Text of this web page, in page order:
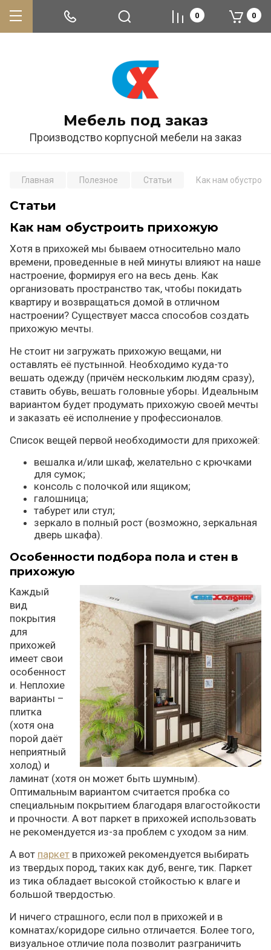
Мебель под заказ
Производство корпусной мебели на заказ
0 0
Главная Полезное Статьи Как нам
Статьи
Как нам обустроить прихожую
Хотя в прихожей мы бываем относительно мало
времени, проведенные в ней минуты влияют на наше
настроение, формируя его на весь день. Как
организовать пространство так, чтобы покидать
квартиру и возвращаться домой в отличном
настроении? Существует масса способов создать
прихожую мечты.
Не стоит ни загружать прихожую вещами, ни
оставлять её пустынной. Необходимо куда-то
вешать одежду (причём нескольким людям сразу),
ставить обувь, вешать головные уборы. Идеальным
вариантом будет продумать прихожую своей мечты
и заказать её исполнение у профессионалов.
Список вещей первой необходимости для прихожей:
вешалка и/или шкаф, желательно с крючками
для сумок;
консоль с полочкой или ящиком;
галошница;
табурет или стул;
зеркало в полный рост (возможно, зеркальная
дверь шкафа).
Особенности подбора пола и стен в
прихожую
Каждый
вид
покрытия
для
прихожей
имеет свои
особенност
и. Неплохие
варианты –
плитка
(хотя она
порой даёт
неприятный
холод) и
ламинат (хотя он может быть шумным).
Оптимальным вариантом считается пробка со
специальным покрытием благодаря влагостойкости
и прочности. А вот паркет в прихожей использовать
не рекомендуется из-за проблем с уходом за ним.
А вот паркет в прихожей рекомендуется выбирать
из твердых пород, таких как дуб, венге, тик. Паркет
из тика обладает высокой стойкостью к влаге и
большой твердостью.
И ничего страшного, если пол в прихожей и в
комнатах/коридоре сильно отличается. Более того,
визуальное отличие пола позволит разграничить